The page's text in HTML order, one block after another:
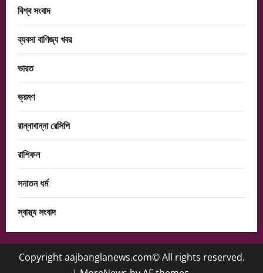
বিশ্ব সংবাদ
ব্যবসা বাণিজ্য খবর
ভারত
ভ্রমণ
রান্নাবান্না রেসিপি
রাশিফল
সনাতন ধর্ম
স্বাস্থ্য সংবাদ
Copyright aajbanglanews.com© All rights reserved.